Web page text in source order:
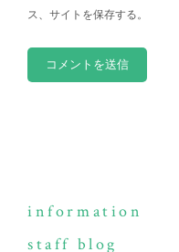
ス、サイトを保存する。
information
staff blog